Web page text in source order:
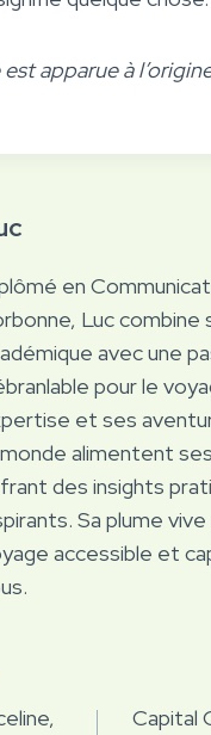
apparue à
en
Luc combine
avec une
pour le
et ses
alimentent
des insights
Sa plume
accessible et
Capital